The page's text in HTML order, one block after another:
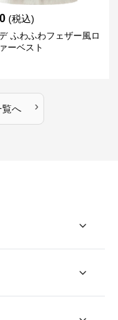
(税込)
ふわふわフェザー風ロ
ーベスト
覧へ ›